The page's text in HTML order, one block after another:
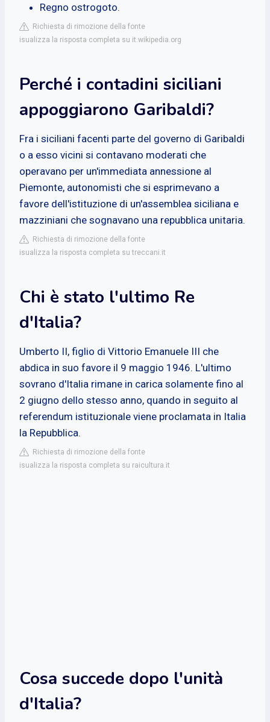
Regno ostrogoto.
Richiesta di rimozione della fonte
isualizza la risposta completa su it.wikipedia.org
Perché i contadini siciliani
appoggiarono Garibaldi?
Fra i siciliani facenti parte del governo di Garibaldi
o a esso vicini si contavano moderati che
operavano per un'immediata annessione al
Piemonte, autonomisti che si esprimevano a
favore dell'istituzione di un'assemblea siciliana e
mazziniani che sognavano una repubblica unitaria.
Richiesta di rimozione della fonte
isualizza la risposta completa su treccani.it
Chi è stato l'ultimo Re
d'Italia?
Umberto II, figlio di Vittorio Emanuele III che
abdica in suo favore il 9 maggio 1946. L'ultimo
sovrano d'Italia rimane in carica solamente fino al
2 giugno dello stesso anno, quando in seguito al
referendum istituzionale viene proclamata in Italia
la Repubblica.
Richiesta di rimozione della fonte
isualizza la risposta completa su raicultura.it
Cosa succede dopo l'unità
d'Italia?